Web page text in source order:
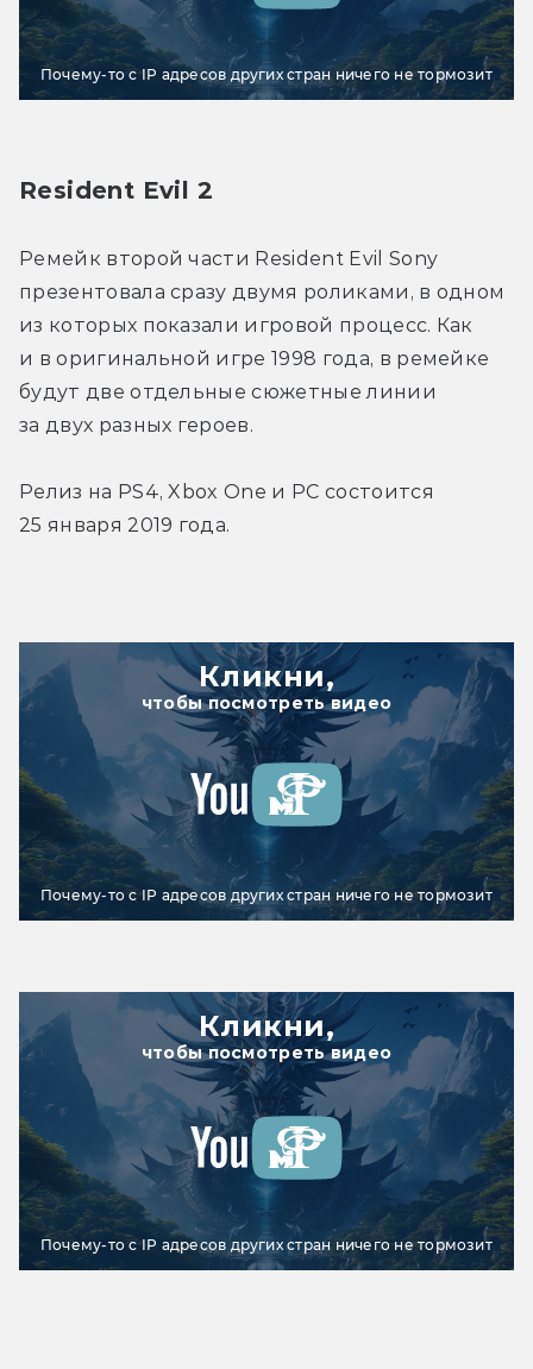
Почему-то с IP адресов других стран ничего не тормозит
Resident Evil 2
Ремейк второй части Resident Evil Sony
презентовала сразу двумя роликами, в одном
из которых показали игровой процесс. Как
и в оригинальной игре 1998 года, в ремейке
будут две отдельные сюжетные линии
за двух разных героев.
Релиз на PS4, Xbox One и РС состоится
25 января 2019 года.
Кликни,
чтобы посмотреть видео
Почему-то с IP адресов других стран ничего не тормозит
Кликни,
чтобы посмотреть видео
Почему-то с IP адресов других стран ничего не тормозит